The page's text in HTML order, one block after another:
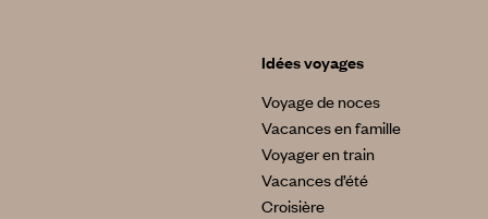
Idées voyages
Voyage de noces
Vacances en famille
Voyager en train
Vacances d’été
Croisière